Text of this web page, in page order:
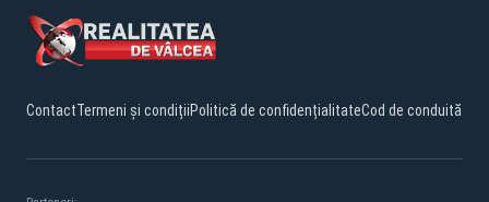
ContactTermeni și condițiiPolitică de confidențialitateCod de conduită